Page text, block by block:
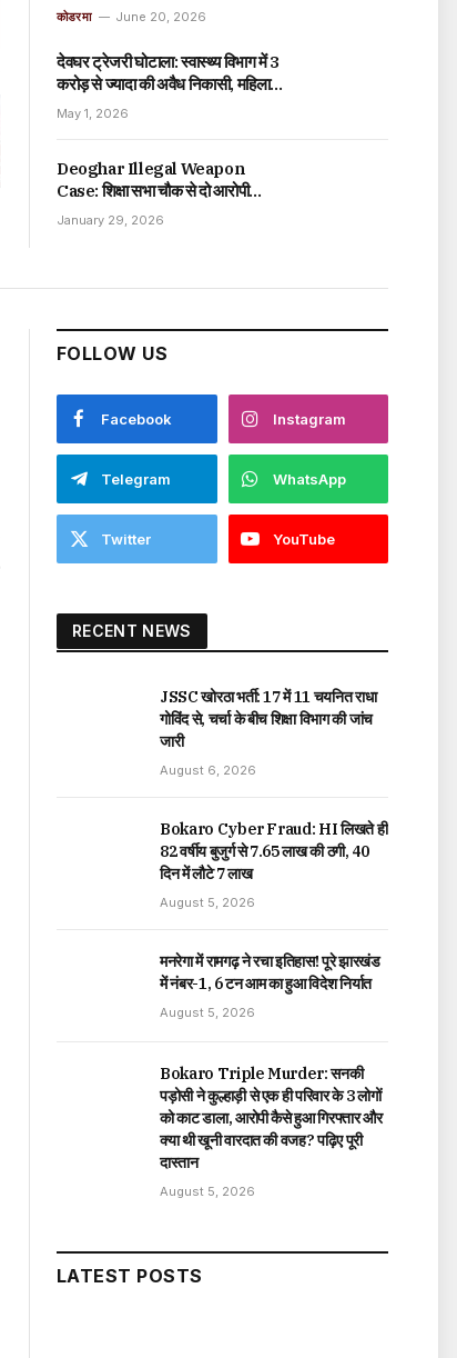
कोडरमा June 20, 2026
देवघर ट्रेजरी घोटाला: स्वास्थ्य विभाग में 3
करोड़ से ज्यादा की अवैध निकासी, महिला
क्लर्क पर आरोप
May 1, 2026
Deoghar Illegal Weapon
Case: शिक्षा सभा चौक से दो आरोपी
पिस्टल और कारतूस के साथ गिरफ्तार
January 29, 2026
FOLLOW US
Facebook Instagram
Telegram WhatsApp
Twitter YouTube
RECENT NEWS
JSSC खोरठा भर्ती: 17 में 11 चयनित राधा
गोविंद से, चर्चा के बीच शिक्षा विभाग की जांच
जारी
August 6, 2026
Bokaro Cyber Fraud: HI लिखते ही
82 वर्षीय बुजुर्ग से ₹7.65 लाख की ठगी, 40
दिन में लौटे ₹7 लाख
August 5, 2026
मनरेगा में रामगढ़ ने रचा इतिहास! पूरे झारखंड
में नंबर-1, 6 टन आम का हुआ विदेश निर्यात
August 5, 2026
Bokaro Triple Murder: सनकी
पड़ोसी ने कुल्हाड़ी से एक ही परिवार के 3 लोगों
को काट डाला, आरोपी कैसे हुआ गिरफ्तार और
क्या थी खूनी वारदात की वजह? पढ़िए पूरी
दास्तान
August 5, 2026
LATEST POSTS